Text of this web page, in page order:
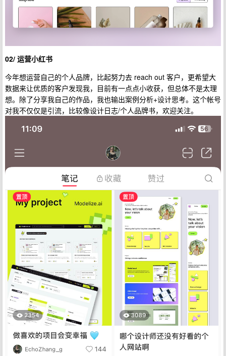
02/ 运营小红书
今年想运营自己的个人品牌，比起努力去 reach out 客户，更希望大
数据来让优质的客户发现我，目前有一点点小收获，但总体不是太理
想。除了分享我自己的作品，我也输出案例分析+设计思考。这个帐号
对我不仅仅是引流，比较像设计日志/个人品牌书，欢迎关注。